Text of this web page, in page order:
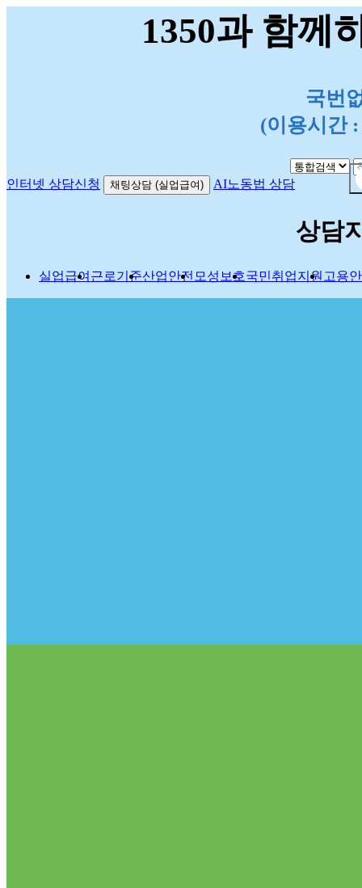
1350과 함께
국번
(이용시간
인터넷 상담신청 채팅상담 (실업급여) AI노동법 상담
상담
실업급여 근로기준산업안전 모성보호국민취업지원 고용